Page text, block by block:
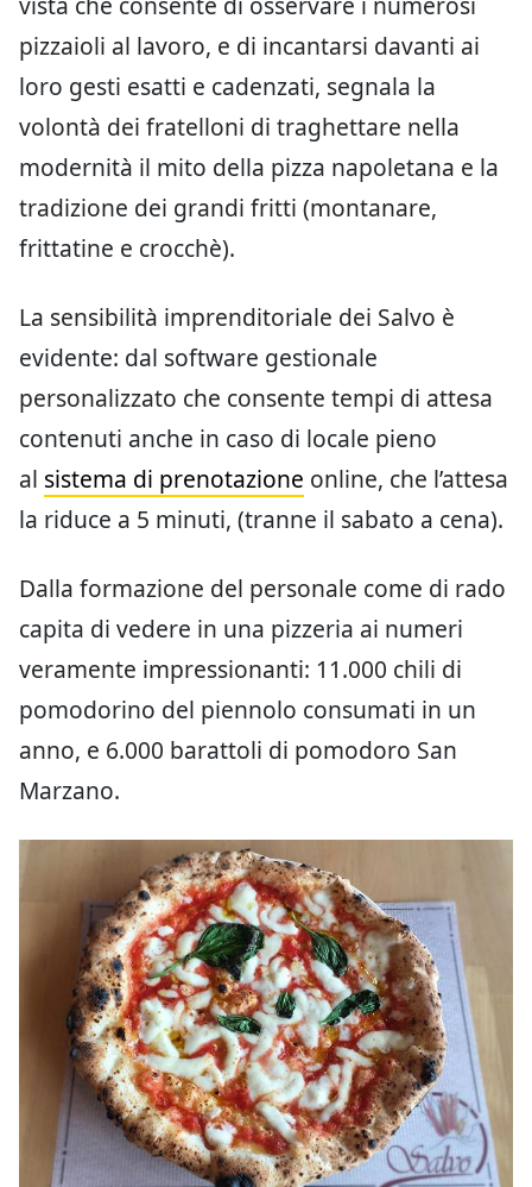
pizzaioli al lavoro, e di incantarsi davanti ai
loro gesti esatti e cadenzati, segnala la
volontà dei fratelloni di traghettare nella
modernità il mito della pizza napoletana e la
tradizione dei grandi fritti (montanare,
frittatine e crocchè).
La sensibilità imprenditoriale dei Salvo è
evidente: dal software gestionale
personalizzato che consente tempi di attesa
contenuti anche in caso di locale pieno
al sistema di prenotazione online, che l’attesa
la riduce a 5 minuti, (tranne il sabato a cena).
Dalla formazione del personale come di rado
capita di vedere in una pizzeria ai numeri
veramente impressionanti: 11.000 chili di
pomodorino del piennolo consumati in un
anno, e 6.000 barattoli di pomodoro San
Marzano.